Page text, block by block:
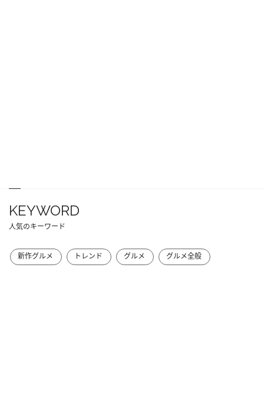
KEYWORD
人気のキーワード
新作グルメ トレンド グルメ グルメ全般